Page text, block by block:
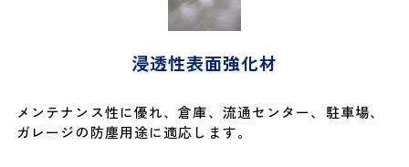
浸透性表面強化材
メンテナンス性に優れ、倉庫、流通センター、駐車場、
ガレージの防塵用途に適応します。